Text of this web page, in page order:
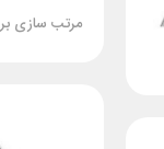
مرتب سازی